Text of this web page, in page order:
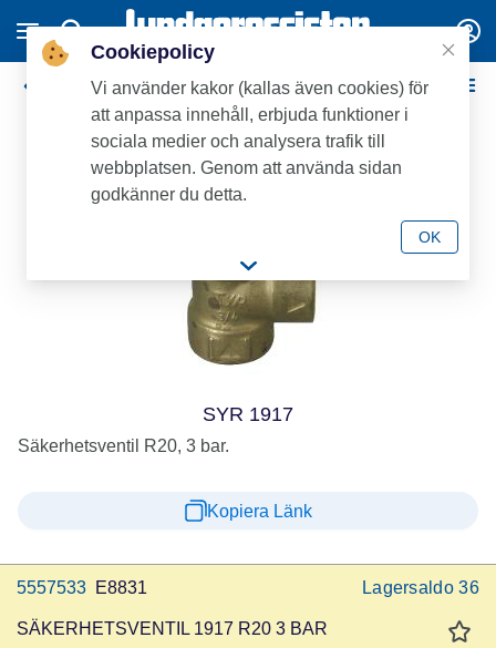
Säkerhetsventiler
SYR 1917
Säkerhetsventil R20, 3 bar.
Kopiera Länk
5557533 E8831 Lagersaldo 36
SÄKERHETSVENTIL 1917 R20 3 BAR
Cookiepolicy
Vi använder kakor (kallas även cookies) för
att anpassa innehåll, erbjuda funktioner i
sociala medier och analysera trafik till
webbplatsen. Genom att använda sidan
godkänner du detta.
OK